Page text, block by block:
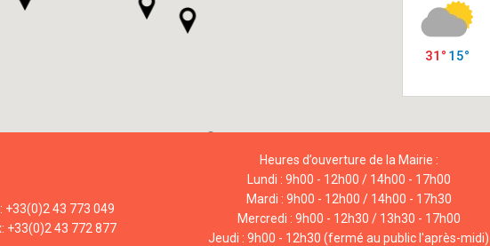
+33(0)2 43 773 049
+33(0)2 43 772 877
Heures d’ouverture de la Mairie :
Lundi : 9h00 - 12h00 / 14h00 - 17h00
Mardi : 9h00 - 12h00 / 14h00 - 17h30
Mercredi : 9h00 - 12h30 / 13h30 - 17h00
Jeudi : 9h00 - 12h30 (fermé au public l'après-midi)